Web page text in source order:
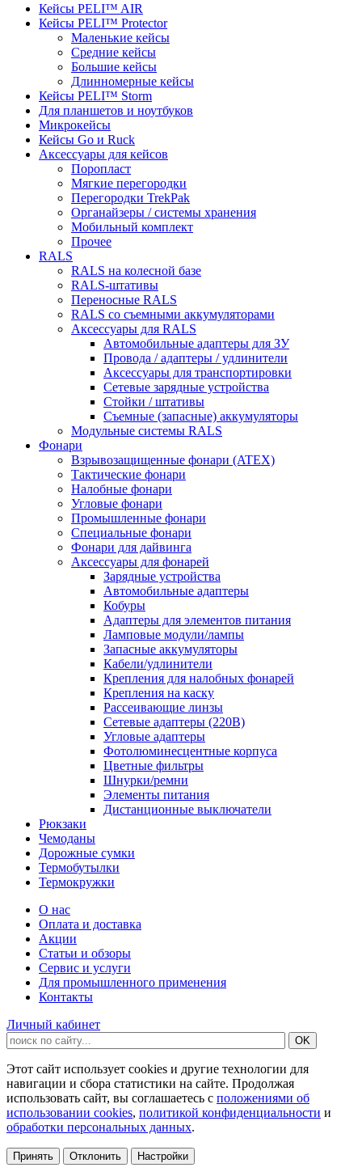
Кейсы PELI™ AIR
Кейсы PELI™ Protector
Маленькие кейсы
Средние кейсы
Большие кейсы
Длинномерные кейсы
Кейсы PELI™ Storm
Для планшетов и ноутбуков
Микрокейсы
Кейсы Go и Ruck
Аксессуары для кейсов
Поропласт
Мягкие перегородки
Перегородки TrekPak
Органайзеры / системы хранения
Мобильный комплект
Прочее
RALS
RALS на колесной базе
RALS-штативы
Переносные RALS
RALS со съемными аккумуляторами
Аксессуары для RALS
Автомобильные адаптеры для ЗУ
Провода / адаптеры / удлинители
Аксессуары для транспортировки
Сетевые зарядные устройства
Стойки / штативы
Съемные (запасные) аккумуляторы
Модульные системы RALS
Фонари
Взрывозащищенные фонари (ATEX)
Тактические фонари
Налобные фонари
Угловые фонари
Промышленные фонари
Специальные фонари
Фонари для дайвинга
Аксессуары для фонарей
Зарядные устройства
Автомобильные адаптеры
Кобуры
Адаптеры для элементов питания
Ламповые модули/лампы
Запасные аккумуляторы
Кабели/удлинители
Крепления для налобных фонарей
Крепления на каску
Рассеивающие линзы
Сетевые адаптеры (220В)
Угловые адаптеры
Фотолюминесцентные корпуса
Цветные фильтры
Шнурки/ремни
Элементы питания
Дистанционные выключатели
Рюкзаки
Чемоданы
Дорожные сумки
Термобутылки
Термокружки
О нас
Оплата и доставка
Акции
Статьи и обзоры
Сервис и услуги
Для промышленного применения
Контакты
Личный кабинет
Этот сайт использует cookies и другие технологии для
навигации и сбора статистики на сайте. Продолжая
использовать сайт, вы соглашаетесь с положениями об
использовании cookies, политикой конфиденциальности и
обработки персональных данных.
Принять Отклонить Настройки